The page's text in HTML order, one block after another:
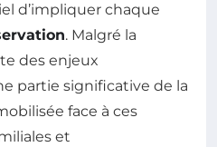
d’impliquer chaque
. Malgré la
des enjeux
partie significative de la
face à ces
et